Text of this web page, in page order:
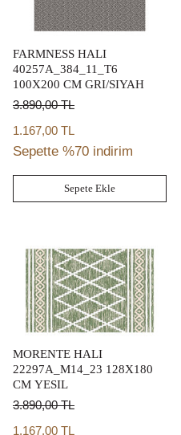
FARMNESS HALI
40257A_384_11_T6
100X200 CM GRI/SIYAH
3.890,00TL
1.167,00 TL
Sepette %70 indirim
Sepete Ekle
MORENTE HALI
22297A_M14_23 128X180
CM YESIL
3.890,00TL
1.167,00 TL